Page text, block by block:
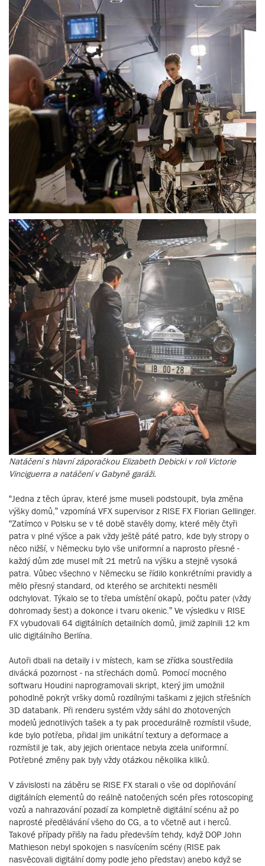
Natáčení s hlavní záporačkou Elizabeth Debicki v roli Victorie
Vinciguerra a natáčení v Gabyně garáži.
“Jedna z těch úprav, které jsme museli podstoupit, byla změna
výšky domů,” vzpomíná VFX supervisor z RISE FX Florian Gellinger.
“Zatímco v Polsku se v té době stavěly domy, které měly čtyři
patra v plné výšce a pak vždy ještě páté patro, kde byly stropy o
něco nižší, v Německu bylo vše uniformní a naprosto přesné -
každý dům zde musel mít 21 metrů na výšku a stejně vysoká
patra. Vůbec všechno v Německu se řídilo konkrétními pravidly a
mělo přesný standard, od kterého se architekti nesměli
odchylovat. Týkalo se to třeba umístění okapů, počtu pater (vždy
dohromady šest) a dokonce i tvaru okenic.” Ve výsledku v RISE
FX vybudovali 64 digitálních detailních domů, jimiž zaplnili 12 km
ulic digitálního Berlína.
Autoři dbali na detaily i v místech, kam se zřídka soustředila
divácká pozornost - na střechách domů. Pomocí mocného
softwaru Houdini naprogramovali skript, který jim umožnil
pohodlně pokrýt vršky domů rozdílnými taškami z jejich střešních
3D databank. Při renderu systém vždy sáhl do zhotovených
modelů jednotlivých tašek a ty pak procedurálně rozmístil všude,
kde bylo potřeba, přidal jim unikátní textury a deformace a
rozmístil je tak, aby jejich orientace nebyla zcela uniformní.
Potřebné změny pak byly vždy otázkou několika kliků.
V závislosti na záběru se RISE FX starali o vše od doplňování
digitálních elementů do reálně natočených scén přes rotoscoping
vozů a nahrazování pozadí za kompletně digitální scénu až po
naprosté předělávání všeho do CG, a to včetně aut i herců.
Takové případy přišly na řadu především tehdy, když DOP John
Mathieson nebyl spokojen s nasvícením scény (RISE pak
nasvěcovali digitální domy podle jeho představ) anebo když se